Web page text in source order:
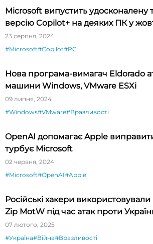
Microsoft випустить удосконалену
версію Copilot+ на деяких ПК у
23 серпня, 2024
#Microsoft#Copilot#PC
Нова програма-вимагач Eldorado
машини Windows, VMware ESXi
09 липня, 2024
#Windows#VMware#Вразливості
OpenAI допомагає Apple
турбує Microsoft
02 червня, 2024
#Microsoft#OpenAI#Apple
Російські хакери використовували
Zip MotW під час атак проти
07 лютого, 2025
#Україна#Війна#Вразливості